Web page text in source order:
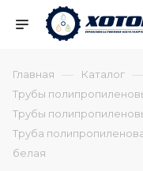
Главная — Каталог —
Трубы
Трубы
Труба
белая